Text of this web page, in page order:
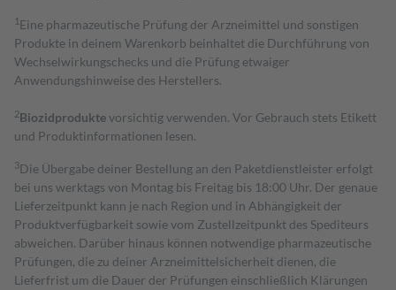
1 Eine pharmazeutische Prüfung der Arzneimittel und sonstigen
Produkte in deinem Warenkorb beinhaltet die Durchführung von
Wechselwirkungschecks und die Prüfung etwaiger
Anwendungshinweise des Herstellers.
2Biozidproduktevorsichtig verwenden. Vor Gebrauch stets Etikett
und Produktinformationen lesen.
3Die Übergabe deiner Bestellung an den Paketdienstleister erfolgt
bei uns werktags von Montag bis Freitag bis 18:00 Uhr. Der genaue
Lieferzeitpunkt kann je nach Region und in Abhängigkeit der
Produktverfügbarkeit sowie vom Zustellzeitpunkt des Spediteurs
abweichen. Darüber hinaus können notwendige pharmazeutische
Prüfungen, die zu deiner Arzneimittelsicherheit dienen, die
Lieferfrist um die Dauer der Prüfungen einschließlich Klärungen